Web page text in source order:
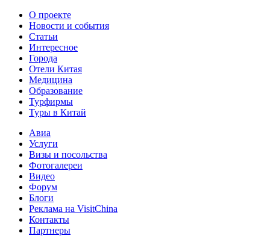
О проекте
Новости и события
Статьи
Интересное
Города
Отели Китая
Медицина
Образование
Турфирмы
Туры в Китай
Авиа
Услуги
Визы и посольства
Фотогалереи
Видео
Форум
Блоги
Реклама на VisitChina
Контакты
Партнеры